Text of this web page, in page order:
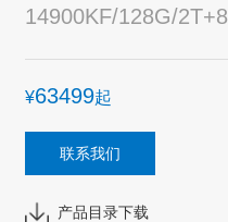
14900KF/128G/
¥63499起
联系我们
产品目录下载